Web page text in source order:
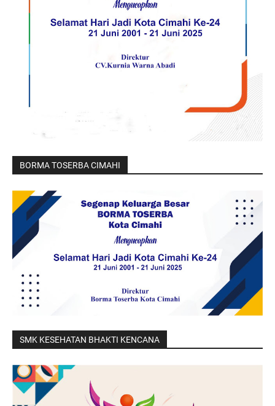
BORMA TOSERBA CIMAHI
SMK KESEHATAN BHAKTI KENCANA